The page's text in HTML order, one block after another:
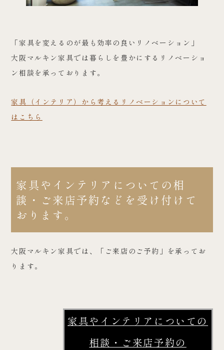
「家具を変えるのが最も効率の良いリノベーション」
大阪マルキン家具では暮らしを豊かにするリノベーショ
ン相談を承っております。
家具（インテリア）から考えるリノベーションについて
はこちら
家具やインテリアについての相
談・ご来店予約などを受け付けて
おります。
大阪マルキン家具では、「ご来店のご予約」を承ってお
ります。
家具やインテリアについての
相談・ご来店予約の